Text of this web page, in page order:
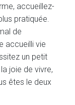
accueillez-
pratiquée.
de
accueilli vie
un petit
joie de vivre,
êtes le deux